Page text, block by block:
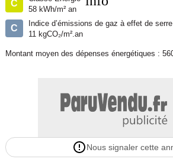
C
58 kWh/m² an
C
Indice d’émissions de gaz à effet de serre
11 kgCO₂/m².an
Montant moyen des dépenses énergétiques :
Nous signaler cette